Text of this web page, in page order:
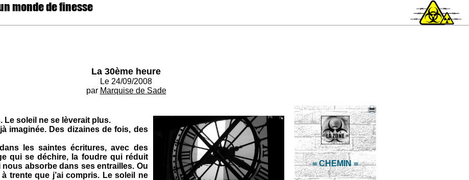
monde de finesse
La 30ème heure
Le 24/09/2008
par Marquise de Sade
= CHEMIN =
Le soleil ne se lèverait plus.
imaginée. Des dizaines de fois, des
les saintes écritures, avec des
qui se déchire, la foudre qui réduit
absorbe dans ses entrailles. Ou
trente que j’ai compris. Le soleil ne